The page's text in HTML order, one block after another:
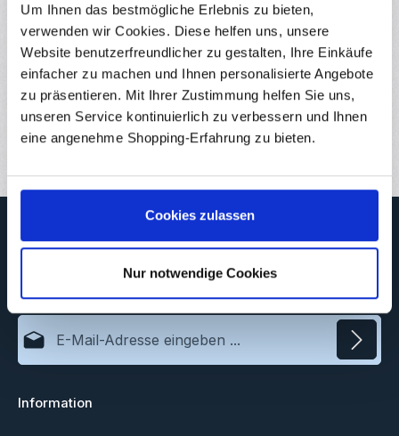
Um Ihnen das bestmögliche Erlebnis zu bieten,
verwenden wir Cookies. Diese helfen uns, unsere
Website benutzerfreundlicher zu gestalten, Ihre Einkäufe
einfacher zu machen und Ihnen personalisierte Angebote
zu präsentieren. Mit Ihrer Zustimmung helfen Sie uns,
unseren Service kontinuierlich zu verbessern und Ihnen
eine angenehme Shopping-Erfahrung zu bieten.
Cookies zulassen
Nur notwendige Cookies
durch seine saubere Wicklung, hohe Genauigkeit und
niedrige Schmelzte…Mehr
Eigenschaften
Downloads
Bewertungen
Abonnieren Sie jetzt unseren regelmäßig erscheinenden
Newsletter, um rechtzeitig über neue Produkte und Angebote
E-Mail-Adresse*
Ich habe dieDatenschutzbestimmungen
Information